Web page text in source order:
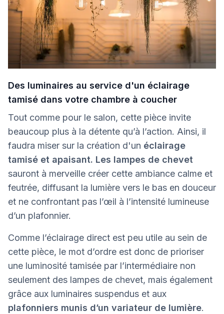
Des luminaires au service d'un éclairage
tamisé dans votre chambre à coucher
Tout comme pour le salon, cette pièce invite
beaucoup plus à la détente qu’à l’action. Ainsi, il
faudra miser sur la création d'un éclairage
tamisé et apaisant. Les lampes de chevet
sauront à merveille créer cette ambiance calme et
feutrée, diffusant la lumière vers le bas en douceur
et ne confrontant pas l’œil à l’intensité lumineuse
d’un plafonnier.
Comme l’éclairage direct est peu utile au sein de
cette pièce, le mot d’ordre est donc de prioriser
une luminosité tamisée par l’intermédiaire non
seulement des lampes de chevet, mais également
grâce aux luminaires suspendus et aux
plafonniers munis d’un variateur de lumière.